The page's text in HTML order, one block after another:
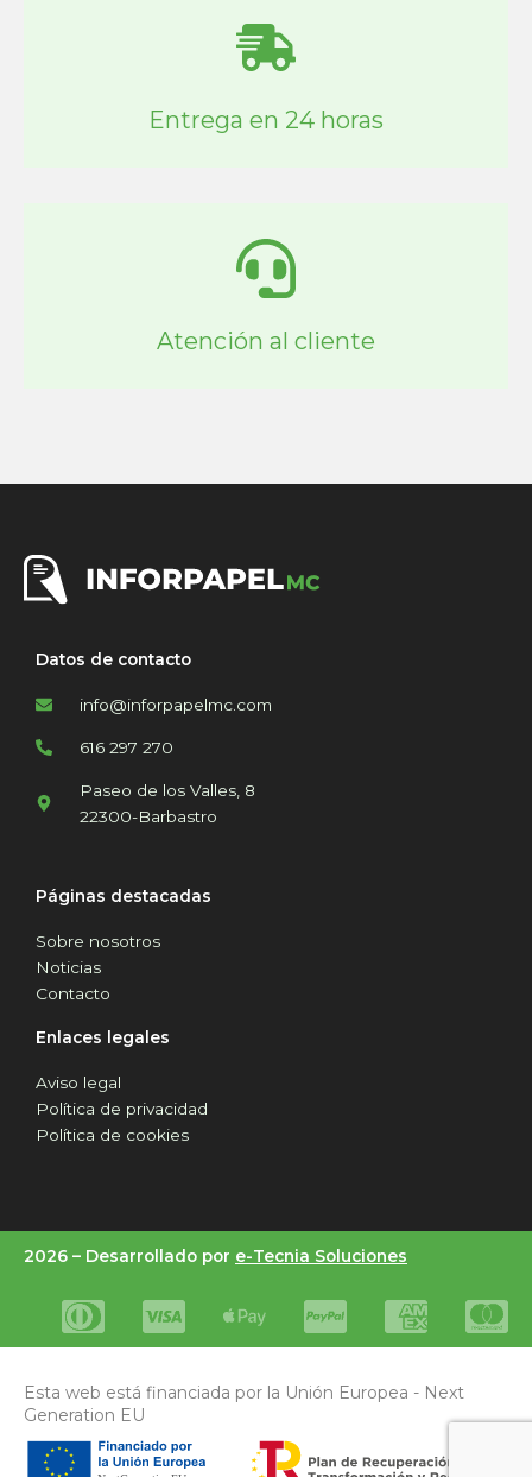
Entrega en 24 horas
Atención al cliente
Datos de contacto
info@inforpapelmc.com
616 297 270
Paseo de los Valles, 8
22300-Barbastro
Páginas destacadas
Sobre nosotros
Noticias
Contacto
Enlaces legales
Aviso legal
Política de privacidad
Política de cookies
2026 – Desarrollado por e-Tecnia Soluciones
Esta web está financiada por la Unión Europea - Next
Generation EU